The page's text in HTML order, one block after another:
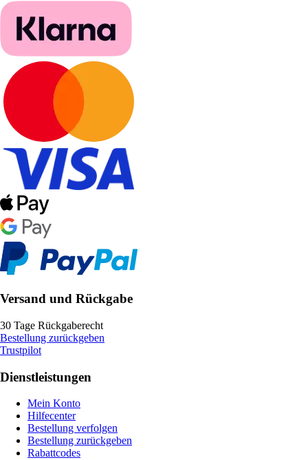
Versand und Rückgabe
30 Tage Rückgaberecht
Bestellung zurückgeben
Trustpilot
Dienstleistungen
Mein Konto
Hilfecenter
Bestellung verfolgen
Bestellung zurückgeben
Rabattcodes